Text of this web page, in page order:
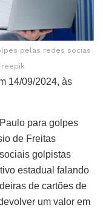
pelas redes socias
14/09/2024, às
para golpes
de Freitas
golpistas
estadual falando
de cartões de
um valor em